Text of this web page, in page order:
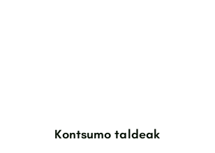
Kontsumo taldeak